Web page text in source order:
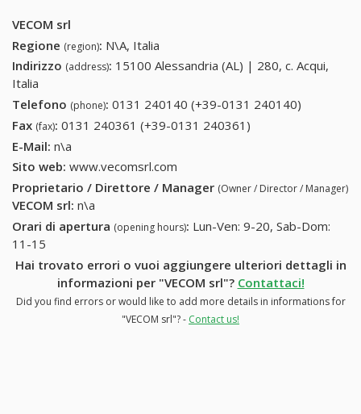
VECOM srl
Regione (region): N\A, Italia
Indirizzo (address): 15100 Alessandria (AL) | 280, c. Acqui,
Italia
Telefono (phone): 0131 240140 (+39-0131 240140)
Fax (fax): 0131 240361 (+39-0131 240361)
E-Mail: n\a
Sito web: www.vecomsrl.com
Proprietario / Direttore / Manager (Owner / Director / Manager)
VECOM srl: n\a
Orari di apertura (opening hours): Lun-Ven: 9-20, Sab-Dom:
11-15
Hai trovato errori o vuoi aggiungere ulteriori dettagli in
informazioni per "VECOM srl"? Contattaci!
Did you find errors or would like to add more details in informations for
"VECOM srl"? - Contact us!